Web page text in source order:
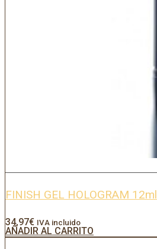
FINISH GEL HOLOGRAM 12ml
34,97€ IVA incluido
AÑADIR AL CARRITO